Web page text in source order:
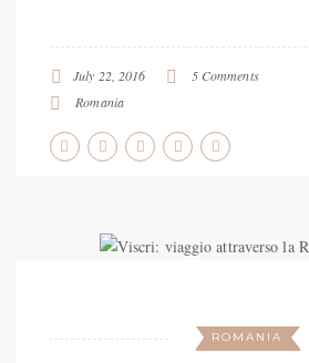
July 22, 2016
5 Comments
Romania
ROMANIA